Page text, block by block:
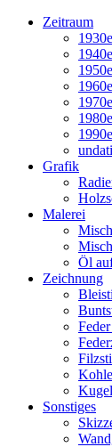
Zeitraum
Grafik
Malerei
Öl
Zeichnung
Sonstiges